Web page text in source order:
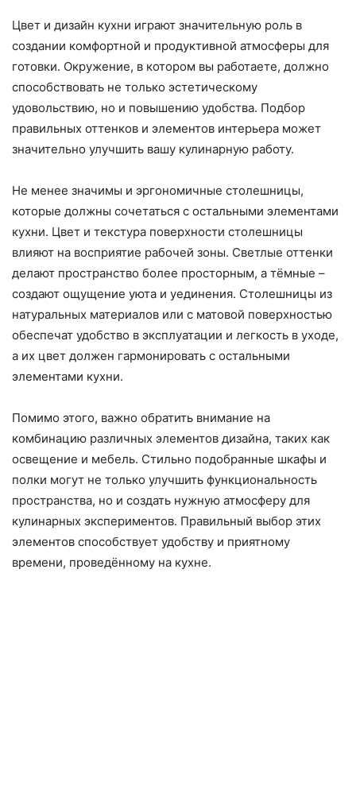
Цвет и дизайн кухни играют значительную роль в
создании комфортной и продуктивной атмосферы для
готовки. Окружение, в котором вы работаете, должно
способствовать не только эстетическому
удовольствию, но и повышению удобства. Подбор
правильных оттенков и элементов интерьера может
значительно улучшить вашу кулинарную работу.
Не менее значимы и эргономичные столешницы,
которые должны сочетаться с остальными элементами
кухни. Цвет и текстура поверхности столешницы
влияют на восприятие рабочей зоны. Светлые оттенки
делают пространство более просторным, а тёмные –
создают ощущение уюта и уединения. Столешницы из
натуральных материалов или с матовой поверхностью
обеспечат удобство в эксплуатации и легкость в уходе,
а их цвет должен гармонировать с остальными
элементами кухни.
Помимо этого, важно обратить внимание на
комбинацию различных элементов дизайна, таких как
освещение и мебель. Стильно подобранные шкафы и
полки могут не только улучшить функциональность
пространства, но и создать нужную атмосферу для
кулинарных экспериментов. Правильный выбор этих
элементов способствует удобству и приятному
времени, проведённому на кухне.